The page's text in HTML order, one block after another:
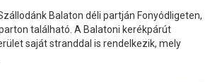
Balaton déli partján Fonyódligeten,
található. A Balatoni kerékpárút
saját stranddal is rendelkezik, mely